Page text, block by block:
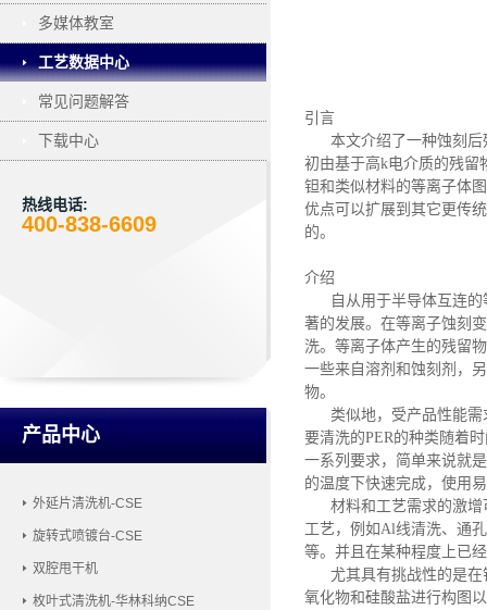
多媒体教室
工艺数据中心
常见问题解答
下载中心
热线电话:
400-838-6609
产品中心
外延片清洗机-CSE
旋转式喷镀台-CSE
双腔甩干机
枚叶式清洗机-华林科纳CSE
引言
本文介绍了一种蚀刻
初由基于高k电介质的残留
钽和类似材料的等离子体
优点可以扩展到其它更传
的。
介绍
自从用于半导体互连
著的发展。在等离子蚀刻
洗。等离子体产生的残留
一些来自溶剂和蚀刻剂，
物。
类似地，受产品性能
要清洗的PER的种类随着
一系列要求，简单来说就
的温度下快速完成，使用
材料和工艺需求的激
工艺，例如 Al线清洗、通
等。并且在某种程度上已
尤其具有挑战性的是
氧化物和硅酸盐进行构图